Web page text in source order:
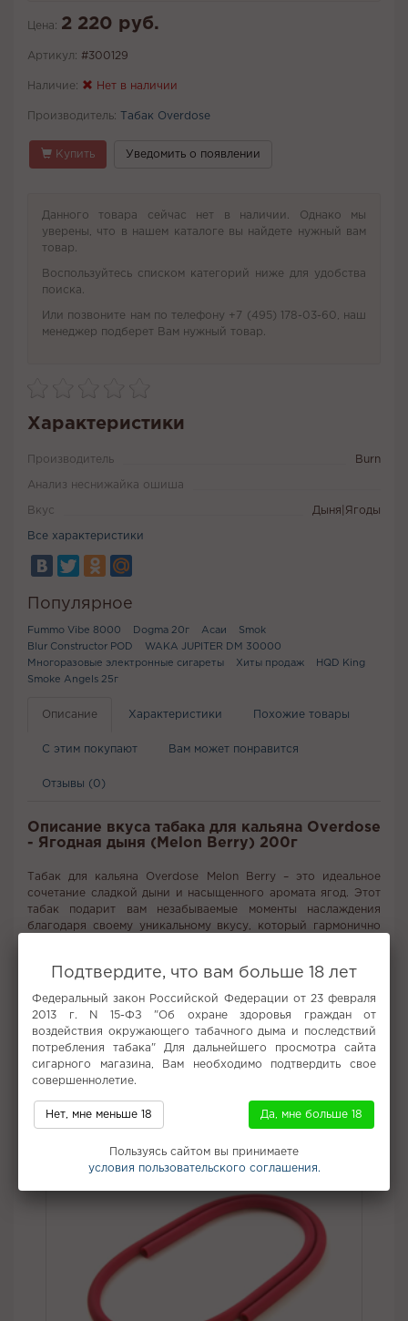
Цена: 2 220 руб.
Артикул: #300129
Наличие: Нет в наличии
Производитель: Табак Overdose
Купить Уведомить о появлении
Данного товара сейчас нет в наличии. Однако мы
уверены, что в нашем каталоге вы найдете нужный вам
товар.
Воспользуйтесь списком категорий ниже для удобства
поиска.
Или позвоните нам по телефону +7 (495) 178-03-60, наш
менеджер подберет Вам нужный товар.
Характеристики
Производитель Burn
Анализ неснижайка ошиша
Вкус Дыня|Ягоды
Все характеристики
Популярное
Fummo Vibe 8000 Dogma 20г Асаи
Smok
Blur Constructor POD
WAKA JUPITER DM 30000
Многоразовые электронные сигареты
Хиты продаж
HQD King
Smoke Angels 25г
Описание Характеристики Похожие товары
С этим покупают Вам может понравится
Отзывы (0)
Описание вкуса табака для кальяна Overdose
- Ягодная дыня (Melon Berry) 200г
Табак для кальяна Overdose Melon Berry – это идеальное
сочетание сладкой дыни и насыщенного аромата ягод. Этот
табак подарит вам незабываемые моменты наслаждения
благодаря своему уникальному вкусу, который гармонично
ощущения. Подходит как для индивидуального
использования, так и для дружеских посиделок.
Вкус: Дыня, Ягоды
Все вкусы табака для кальяна Overdose
Не забудьте купить
Подтвердите, что вам больше 18 лет
Федеральный закон Российской Федерации от 23 февраля
2013 г. N 15-ФЗ "Об охране здоровья граждан от
воздействия окружающего табачного дыма и последствий
потребления табака" Для дальнейшего просмотра сайта
сигарного магазина, Вам необходимо подтвердить свое
совершеннолетие.
Нет, мне меньше 18 Да, мне больше 18
Пользуясь сайтом вы принимаете
условия пользовательского соглашения.